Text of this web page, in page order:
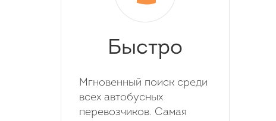
Быстро
Мгновенный поиск среди
всех автобусных
перевозчиков. Самая